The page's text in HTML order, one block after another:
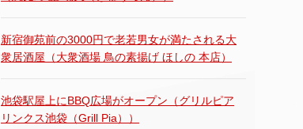
新宿御苑前の3000円で老若男女が満たされる大
衆居酒屋（大衆酒場 鳥の素揚げ ほしの 本店）
池袋駅屋上にBBQ広場がオープン（グリルピア
リンクス池袋（Grill Pia））